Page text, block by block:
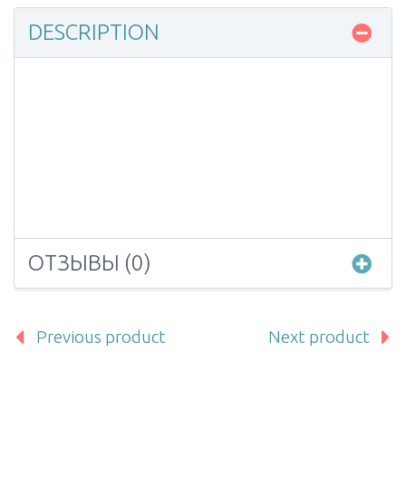
DESCRIPTION
ОТЗЫВЫ (0)
Previous product Next product